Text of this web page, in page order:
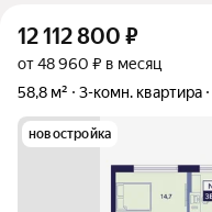
12 112 800 ₽
от 48 960 ₽ в месяц
58,8 м²
3-комн. квартира
новостройка